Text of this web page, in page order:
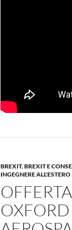
BREXIT,BREXIT E
INGEGNERE ALL'ESTERO